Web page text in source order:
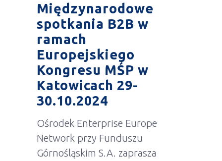
Międzynarodowe
spotkania B2B w
ramach
Europejskiego
Kongresu MŚP w
Katowicach 29-
30.10.2024
Ośrodek Enterprise Europe
Network przy Funduszu
Górnośląskim S.A. zaprasza